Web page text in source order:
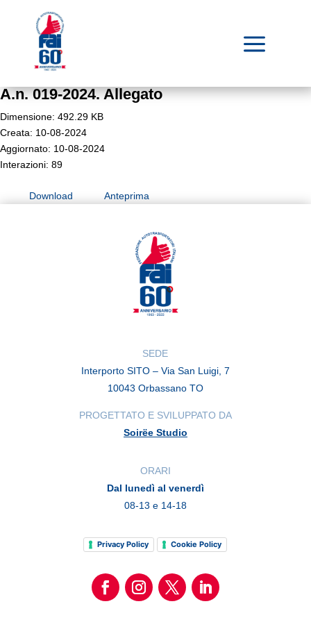
a
A.n. 019-2024. Allegato
Dimensione: 492.29 KB
Creata: 10-08-2024
Aggiornato: 10-08-2024
Interazioni: 89
Download Anteprima
SEDE
Interporto SITO – Via San Luigi, 7
10043 Orbassano TO
PROGETTATO E SVILUPPATO DA
Soirëe Studio
ORARI
Dal lunedì al venerdì
08-13 e 14-18
Privacy Policy Cookie Policy